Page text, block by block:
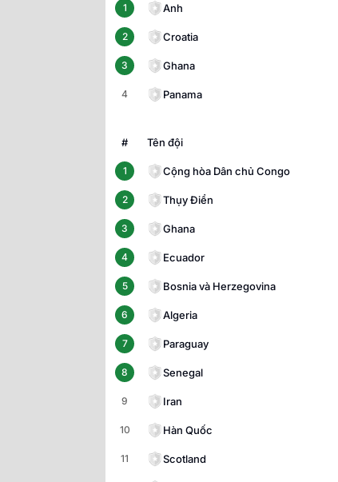
1 Anh
2 Croatia
3 Ghana
4 Panama
# Tên đội
1 Cộng hòa Dân chủ Congo
2 Thụy Điển
3 Ghana
4 Ecuador
5 Bosnia và Herzegovina
6 Algeria
7 Paraguay
8 Senegal
9 Iran
10 Hàn Quốc
11 Scotland